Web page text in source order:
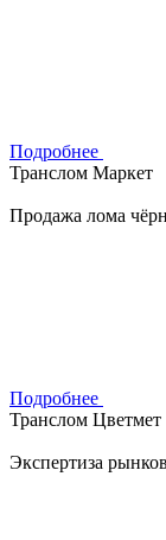
Подробнее
Транслом Маркет
Продажа лома
Подробнее
Транслом Цветмет
Экспертиза